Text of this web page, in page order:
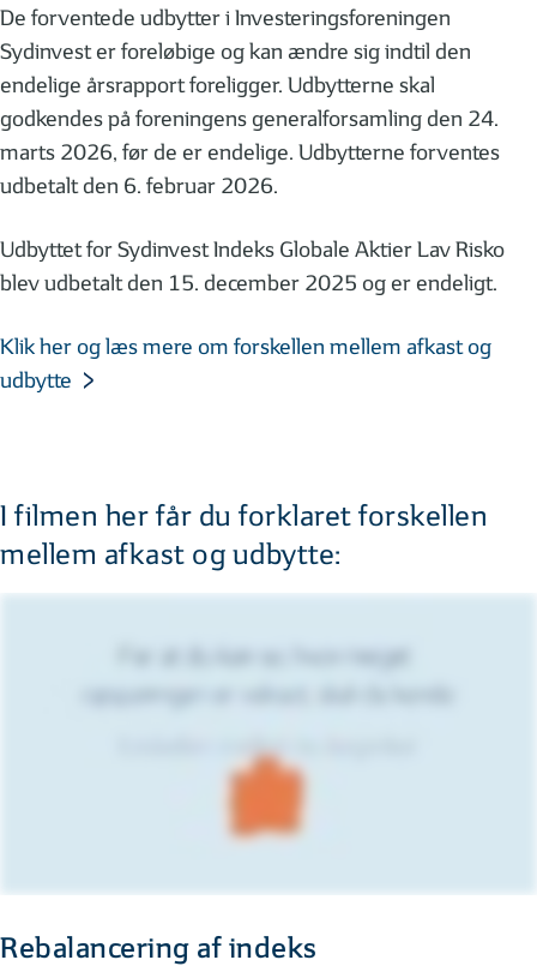
De forventede udbytter i Investeringsforeningen
Sydinvest er foreløbige og kan ændre sig indtil den
endelige årsrapport foreligger. Udbytterne skal
godkendes på foreningens generalforsamling den 24.
marts 2026, før de er endelige. Udbytterne forventes
udbetalt den 6. februar 2026.
Udbyttet for Sydinvest Indeks Globale Aktier Lav Risko
blev udbetalt den 15. december 2025 og er endeligt.
Klik her og læs mere om forskellen mellem afkast og
udbytte
I filmen her får du forklaret forskellen
mellem afkast og udbytte:
Rebalancering af indeks